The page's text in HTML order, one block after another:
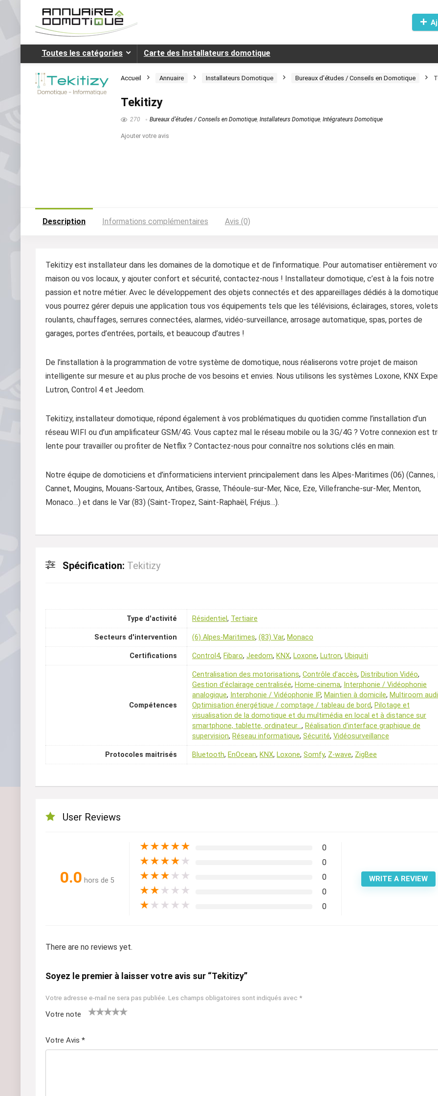
Toutes les catégories Carte des Installateurs domotique
Accueil Annuaire Installateurs Domotique Bureaux d’études / Conseils en Domotique
Tekitizy
270 Bureaux d’études / Conseils en Domotique, Installateurs Domotique, Intégrateurs Domotique
Ajouter votre avis
Description Informations complémentaires Avis (0)
Tekitizy est installateur dans les domaines de la domotique et de l’informatique. Pour automatiser entièrement
maison ou vos locaux, y ajouter confort et sécurité, contactez-nous ! Installateur domotique, c’est à la fois notre
passion et notre métier. Avec le développement des objets connectés et des appareillages dédiés à la
vous pourrez gérer depuis une application tous vos équipements tels que les télévisions, éclairages, stores, volets
roulants, chauffages, serrures connectées, alarmes, vidéo-surveillance, arrosage automatique, spas, portes de
garages, portes d’entrées, portails, et beaucoup d’autres !
De l’installation à la programmation de votre système de domotique, nous réaliserons votre projet de maison
intelligente sur mesure et au plus proche de vos besoins et envies. Nous utilisons les systèmes Loxone, KNX
Lutron, Control 4 et Jeedom.
Tekitizy, installateur domotique, répond également à vos problématiques du quotidien comme l’installation d’un
réseau WIFI ou d’un amplificateur GSM/4G. Vous captez mal le réseau mobile ou la 3G/4G ? Votre connexion est
lente pour travailler ou profiter de Netflix ? Contactez-nous pour connaître nos solutions clés en main.
Notre équipe de domoticiens et d’informaticiens intervient principalement dans les Alpes-Maritimes (06) (Cannes,
Cannet, Mougins, Mouans-Sartoux, Antibes, Grasse, Théoule-sur-Mer, Nice, Eze, Villefranche-sur-Mer, Menton,
Monaco…) et dans le Var (83) (Saint-Tropez, Saint-Raphaël, Fréjus…).
Spécification: Tekitizy
Type d'activité Résidentiel , Tertiaire
Secteurs d'intervention (6) Alpes-Maritimes, (83) Var, Monaco
Certifications Control4, Fibaro, Jeedom, KNX, Loxone, Lutron, Ubiquiti
Compétences
Centralisation des motorisations, Contrôle d’accès, Distribution Vidéo,
Gestion d’éclairage centralisée, Home-cinema, Interphonie / Vidéophonie
analogique, Interphonie / Vidéophonie IP, Maintien à domicile, Multiroom
Optimisation énergétique / comptage / tableau de bord, Pilotage et
visualisation de la domotique et du multimédia en local et à distance sur
smartphone, tablette, ordinateur…, Réalisation d’interface graphique de
supervision, Réseau informatique, Sécurité, Vidéosurveillance
Protocoles maitrisés Bluetooth, EnOcean, KNX, Loxone, Somfy, Z-wave, ZigBee
User Reviews
0.0 hors de 5
★★★★★ 0
★★★★ ★ 0
★★★ ★ ★ 0
★★ ★ ★ ★ 0
★ ★ ★ ★ ★ 0
WRITE A REVIEW
There are no reviews yet.
Soyez le premier à laisser votre avis sur “Tekitizy”
Votre adresse e-mail ne sera pas publiée. Les champs obligatoires sont indiqués avec *
Votre note
oil
s
5
Votre Avis *